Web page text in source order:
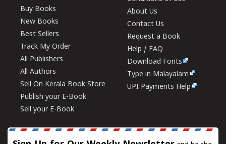
Buy Books
New Books
Best Sellers
Track My Order
All Publishers
All Authors
Sell On Kerala Book Store
Publish your E-Book
Sell your E-Book
About Us
Contact Us
Request a Book
Help / FAQ
Download Fonts
Type in Malayalam
UPI Payments Help